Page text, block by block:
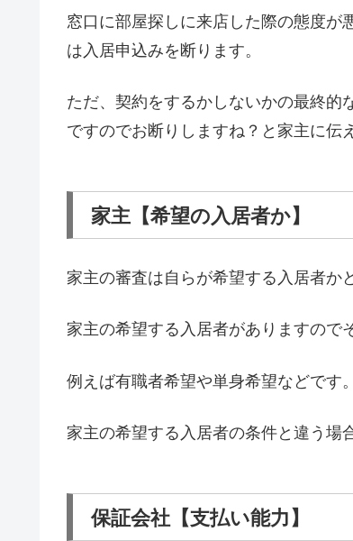
窓口に部屋探しに来店した際の態度
は入居申込みを断ります。
ただ、契約をするかしないかの最終
ですのでお断りしますね？と家主に伝
家主【希望の入居者か】
家主の審査は自らが希望する入居者か
家主の希望する入居者がありますので
例えば有職者希望や単身希望などです。
家主の希望する入居者の条件と違う場
保証会社【支払い能力】